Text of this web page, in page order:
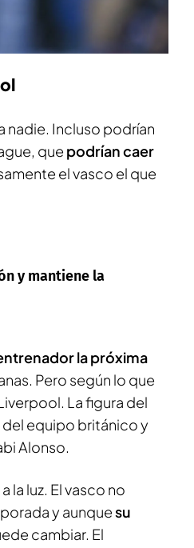
nadie. Incluso podrían
que podrían caer
el vasco el que
y mantiene la
la próxima
Pero según lo que
La figura del
del equipo británico y
Alonso.
la luz. El vasco no
y aunquesu
cambiar. El